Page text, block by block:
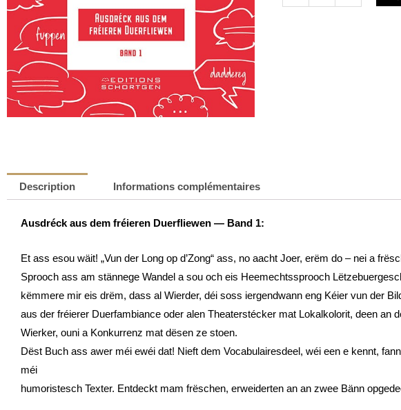
Description Informations complémentaires
Ausdréck aus dem fréieren Duerfliewen — Band 1:
Et ass esou wäit! „Vun der Long op d’Zong“ ass, no aacht Joer, erëm do – nei a
Sprooch ass am stännege Wandel a sou och eis Heemechtssprooch
këmmere mir eis drëm, dass al Wierder, déi soss iergendwann eng Kéier vun der
aus der fréierer Duerfambiance oder alen Theaterstécker mat Lokalkolorit, deen
Wierker, ouni a Konkurrenz mat dësen ze stoen.
Dëst Buch ass awer méi ewéi dat! Nieft dem Vocabulairesdeel, wéi een e kennt,
méi
humoristesch Texter. Entdeckt mam frëschen, erweiderten an an zwee Bänn